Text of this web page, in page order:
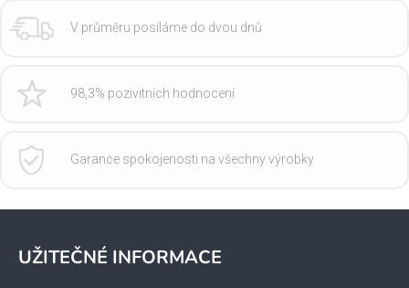
V průměru posíláme do dvou dnů
98,3% pozivitních hodnocení
Garance spokojenosti na všechny výrobky
UŽITEČNÉ INFORMACE